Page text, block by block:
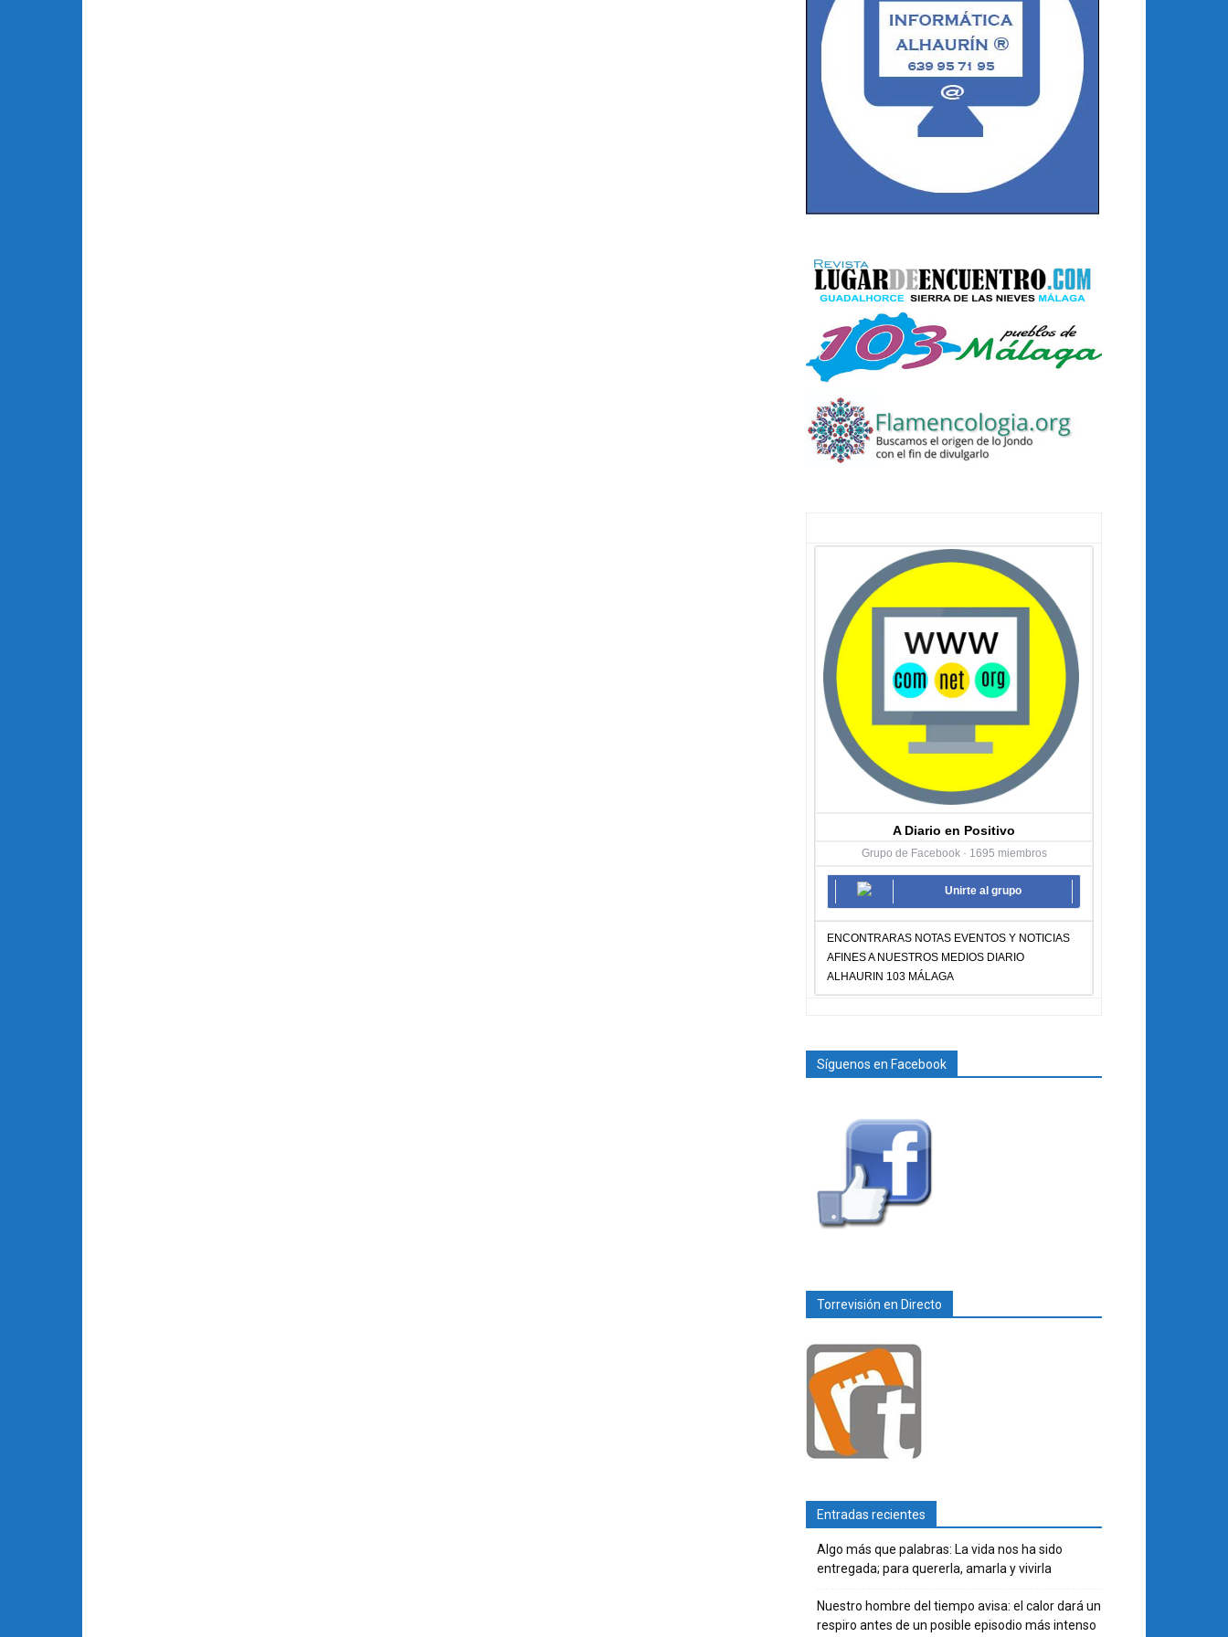
A Diario en Positivo
Grupo de Facebook · 1695 miembros
Unirte al grupo
ENCONTRARAS NOTAS EVENTOS Y NOTICIAS
AFINES A NUESTROS MEDIOS DIARIO
ALHAURIN 103 MÁLAGA
Síguenos en Facebook
Torrevisión en Directo
Entradas recientes
Algo más que palabras: La vida nos ha sido
entregada; para quererla, amarla y vivirla
Nuestro hombre del tiempo avisa: el calor dará un
respiro antes de un posible episodio más intenso